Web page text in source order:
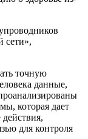
сети»,
точную
данные,
которая дает
для контроля